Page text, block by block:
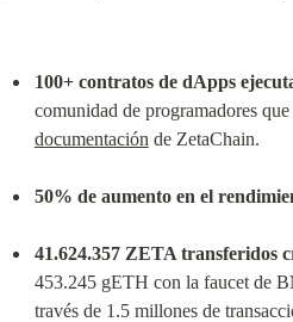
100+ contratos de dApps
documentación de ZetaChain.
50% de aumento en el
41.624.357 ZETA transferidos
453.245 gETH con la faucet de
través de 1.5 millones de